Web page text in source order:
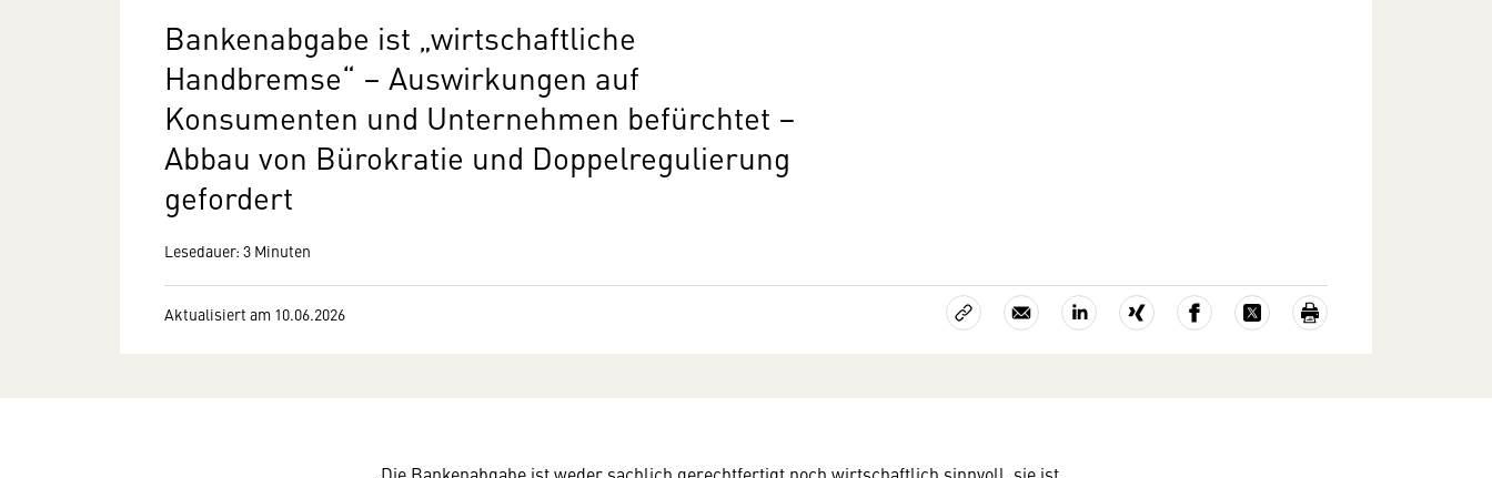
Bankenabgabe ist „wirtschaftliche
Handbremse“ – Auswirkungen auf
Konsumenten und Unternehmen befürchtet –
Abbau von Bürokratie und Doppelregulierung
gefordert
Lesedauer: 3 Minuten
Aktualisiert am 10.06.2026